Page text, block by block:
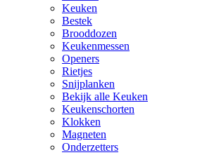
Keuken
Bestek
Brooddozen
Keukenmessen
Openers
Rietjes
Snijplanken
Bekijk alle Keuken
Keukenschorten
Klokken
Magneten
Onderzetters